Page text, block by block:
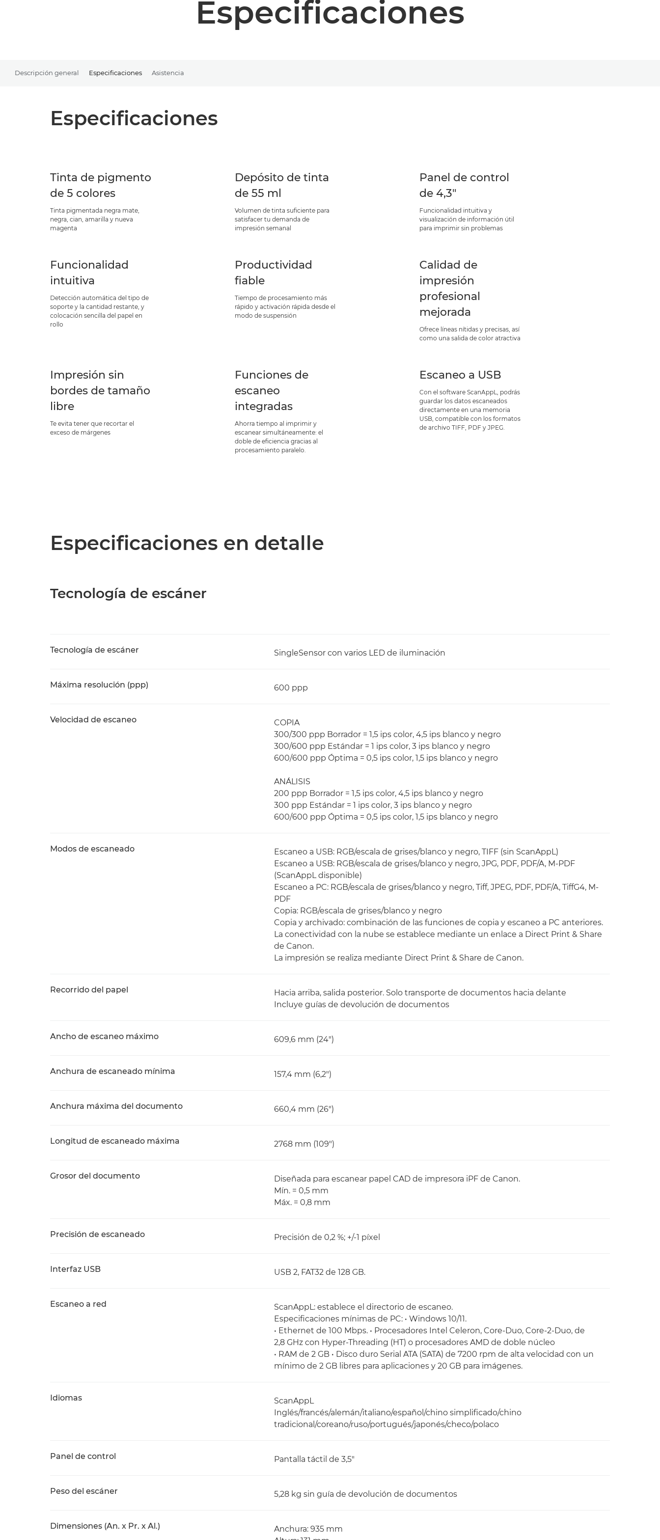
Especificaciones
Descripción general Especificaciones Asistencia
Especificaciones
Tinta de pigmento
de 5 colores
Tinta pigmentada negra mate,
negra, cian, amarilla y nueva
magenta
Depósito de tinta
de 55 ml
Volumen de tinta suficiente para
satisfacer tu demanda de
impresión semanal
Panel de control
de 4,3"
Funcionalidad intuitiva y
visualización de información útil
para imprimir sin problemas
Funcionalidad
intuitiva
Detección automática del tipo de
soporte y la cantidad restante, y
colocación sencilla del papel en
rollo
Productividad
fiable
Tiempo de procesamiento más
rápido y activación rápida desde el
modo de suspensión
Calidad de
impresión
profesional
mejorada
Ofrece líneas nítidas y precisas, así
como una salida de color atractiva
Impresión sin
bordes de tamaño
libre
Te evita tener que recortar el
exceso de márgenes
Funciones de
escaneo
integradas
Ahorra tiempo al imprimir y
escanear simultáneamente: el
doble de eficiencia gracias al
procesamiento paralelo.
Escaneo a USB
Con el software ScanAppL, podrás
guardar los datos escaneados
directamente en una memoria
USB, compatible con los formatos
de archivo TIFF, PDF y JPEG.
Especificaciones en detalle
Tecnología de escáner
Tecnología de escáner SingleSensor con varios LED de iluminación
Máxima resolución (ppp) 600 ppp
Velocidad de escaneo
COPIA
300/300 ppp Borrador = 1,5 ips color, 4,5 ips blanco y negro
300/600 ppp Estándar = 1 ips color, 3 ips blanco y negro
600/600 ppp Óptima = 0,5 ips color, 1,5 ips blanco y negro
ANÁLISIS
200 ppp Borrador = 1,5 ips color, 4,5 ips blanco y negro
300 ppp Estándar = 1 ips color, 3 ips blanco y negro
600/600 ppp Óptima = 0,5 ips color, 1,5 ips blanco y negro
Modos de escaneado
Escaneo a USB: RGB/escala de grises/blanco y negro, TIFF (sin ScanAppL)
Escaneo a USB: RGB/escala de grises/blanco y negro, JPG, PDF, PDF/A, M-PDF
(ScanAppL disponible)
Escaneo a PC: RGB/escala de grises/blanco y negro, Tiff, JPEG, PDF, PDF/A, TiffG4, M-
PDF
Copia: RGB/escala de grises/blanco y negro
Copia y archivado: combinación de las funciones de copia y escaneo a PC anteriores.
La conectividad con la nube se establece mediante un enlace a Direct Print & Share
de Canon.
La impresión se realiza mediante Direct Print & Share de Canon.
Recorrido del papel
Hacia arriba, salida posterior. Solo transporte de documentos hacia delante
Incluye guías de devolución de documentos
Ancho de escaneo máximo 609,6 mm (24")
Anchura de escaneado mínima 157,4 mm (6,2")
Anchura máxima del documento 660,4 mm (26")
Longitud de escaneado máxima 2768 mm (109")
Grosor del documento
Diseñada para escanear papel CAD de impresora iPF de Canon.
Mín. = 0,5 mm
Máx. = 0,8 mm
Precisión de escaneado Precisión de 0,2 %; +/-1 píxel
Interfaz USB USB 2, FAT32 de 128 GB.
Escaneo a red
ScanAppL: establece el directorio de escaneo.
Especificaciones mínimas de PC: • Windows 10/11.
• Ethernet de 100 Mbps. • Procesadores Intel Celeron, Core-Duo, Core-2-Duo, de
2,8 GHz con Hyper-Threading (HT) o procesadores AMD de doble núcleo
• RAM de 2 GB • Disco duro Serial ATA (SATA) de 7200 rpm de alta velocidad con un
mínimo de 2 GB libres para aplicaciones y 20 GB para imágenes.
Idiomas
ScanAppL
Inglés/francés/alemán/italiano/español/chino simplificado/chino
tradicional/coreano/ruso/portugués/japonés/checo/polaco
Panel de control Pantalla táctil de 3,5"
Peso del escáner 5,28 kg sin guía de devolución de documentos
Dimensiones (An. x Pr. x Al.)
Anchura: 935 mm